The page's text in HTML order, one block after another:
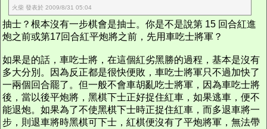
火柴 發表於 2009/8/31 05:04
抽士？根本沒有一步棋會是抽士。你是不是說第 15 回合紅進
炮之前或第17回合紅平炮將之前，先用車吃士將軍？
如果是的話，車吃士將，在這個紅劣黑勝的過程，基本是沒有
多大分別。因為反正都是很快便敗，車吃士將軍只不過加快了
一兩個回合罷了。但一般不會車胡亂吃士將軍，因為車吃士將
後，當以後平炮將，黑棋下士正好捉住紅車，如果逃車，便不
能退炮。如果為了不使黑棋下士時正捉住紅車，而多退車將一
步，則退車將時黑棋可下士，紅棋便沒有了平炮將軍，無法帶